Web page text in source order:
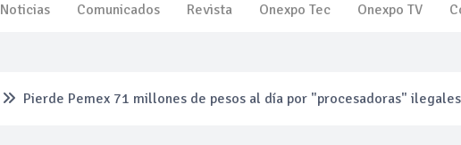
Noticias Comunicados Revista Onexpo Tec Onexpo TV
Pierde Pemex 71 millones de pesos al día por "procesadoras" ilegales